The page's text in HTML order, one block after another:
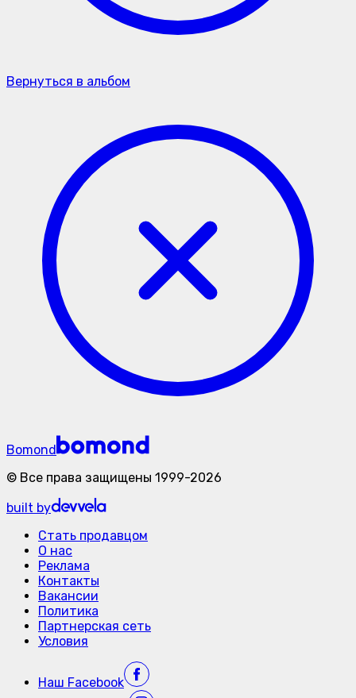
Вернуться в альбом
Bomond
© Все права защищены 1999-2026
built by
Стать продавцом
О нас
Реклама
Контакты
Вакансии
Политика
Партнерская сеть
Условия
Наш Facebook